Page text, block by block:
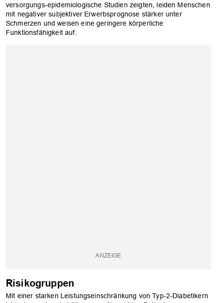
versorgungs-epidemiologische Studien zeigten, leiden Menschen
mit negativer subjektiver Erwerbsprognose stärker unter
Schmerzen und weisen eine geringere körperliche
Funktionsfähigkeit auf.
Risikogruppen
Mit einer starken Leistungseinschränkung von Typ-2-Diabetikern